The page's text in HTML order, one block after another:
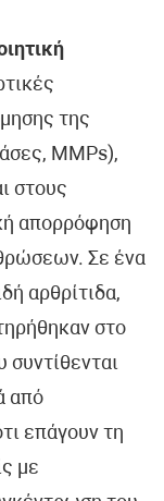
της
MMPs),
στους
απορρόφηση
Σε ένα
αρθρίτιδα,
στο
από
επάγουν τη
με